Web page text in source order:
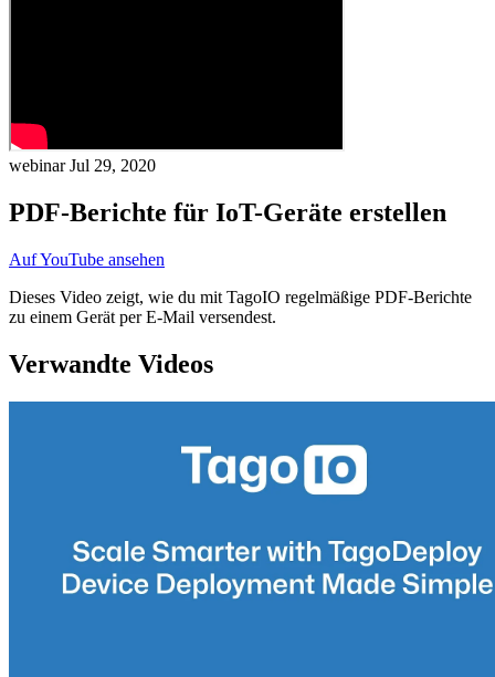
webinarJul 29, 2020
PDF-Berichte für IoT-Geräte erstellen
Auf YouTube ansehen
Dieses Video zeigt, wie du mit TagoIO regelmäßige PDF-Berichte
zu einem Gerät per E-Mail versendest.
Verwandte Videos